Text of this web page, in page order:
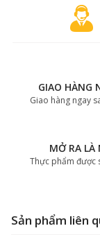
GIAO HÀNG
Giao hàng ngay
MỞ RA LÀ
Thực phẩm được
Sản phẩm liên